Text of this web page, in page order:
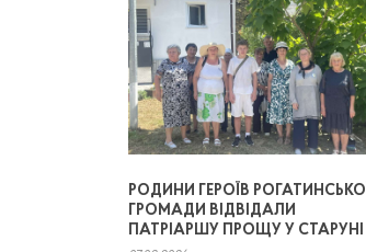
РОДИНИ ГЕРОЇВ РОГАТИНСЬКОЇ
ГРОМАДИ ВІДВІДАЛИ
ПАТРІАРШУ ПРОЩУ У СТАРУНІ